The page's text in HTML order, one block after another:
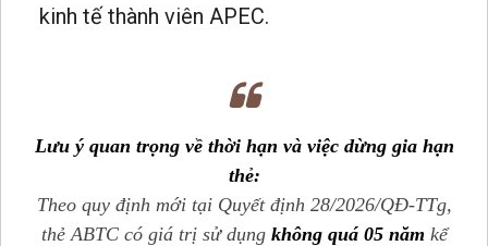
kinh tế thành viên APEC.
Lưu ý quan trọng về thời hạn và việc dừng gia hạn
thẻ:
Theo quy định mới tại Quyết định 28/2026/QĐ-TTg,
thẻ ABTC có giá trị sử dụng không quá 05 năm kể